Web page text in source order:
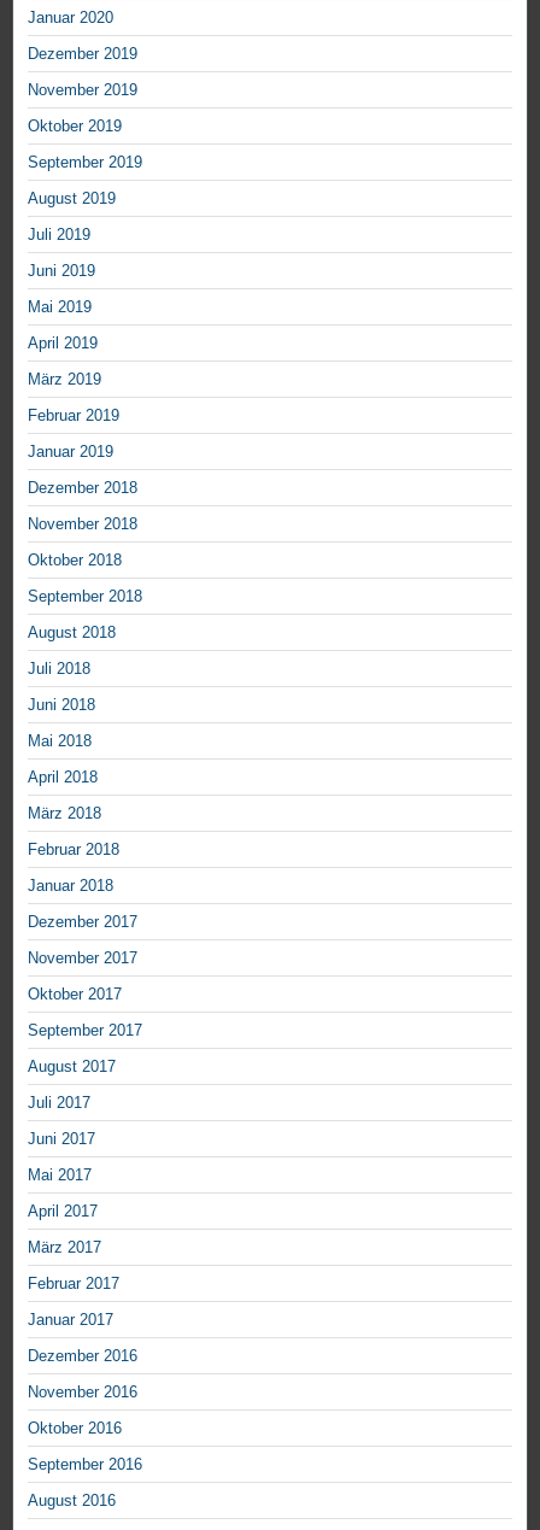
Januar 2020
Dezember 2019
November 2019
Oktober 2019
September 2019
August 2019
Juli 2019
Juni 2019
Mai 2019
April 2019
März 2019
Februar 2019
Januar 2019
Dezember 2018
November 2018
Oktober 2018
September 2018
August 2018
Juli 2018
Juni 2018
Mai 2018
April 2018
März 2018
Februar 2018
Januar 2018
Dezember 2017
November 2017
Oktober 2017
September 2017
August 2017
Juli 2017
Juni 2017
Mai 2017
April 2017
März 2017
Februar 2017
Januar 2017
Dezember 2016
November 2016
Oktober 2016
September 2016
August 2016